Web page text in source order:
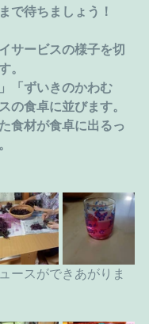
で待ちましょう！
サービスの様子を切
。
「ずいきのかわむ
の食卓に並びます。
食材が食卓に出るっ
ースができあがりま